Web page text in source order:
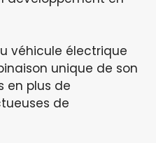
véhicule électrique
unique de son
en plus de
de